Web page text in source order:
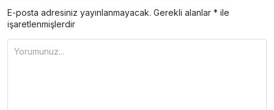
E-posta adresiniz yayınlanmayacak. Gerekli alanlar * ile
işaretlenmişlerdir